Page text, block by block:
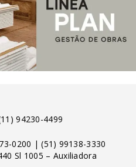
94230-4499
0200 |(51) 99138-3330
Sl 1005 – Auxiliadora